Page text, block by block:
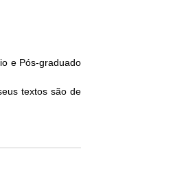
e Pós-graduado
textos são de